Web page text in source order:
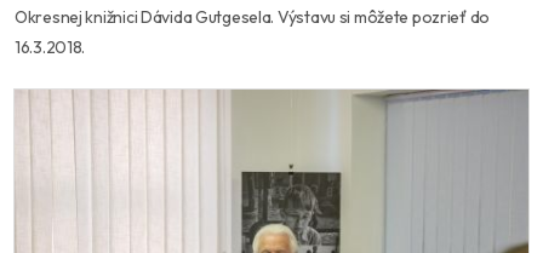
Okresnej knižnici Dávida Gutgesela. Výstavu si môžete pozrieť do
16.3.2018.